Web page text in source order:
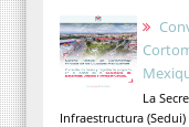
La
Infraestructura